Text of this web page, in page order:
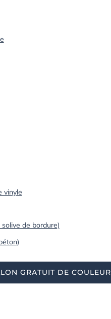
vinyle
de bordure)
GRATUIT DE COULEUR